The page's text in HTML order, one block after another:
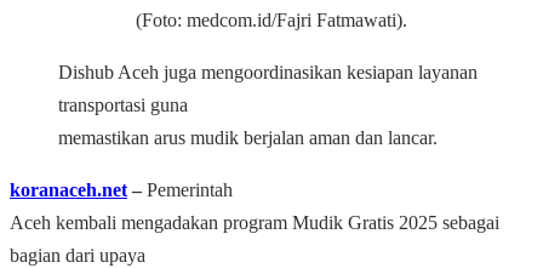
(Foto: medcom.id/Fajri Fatmawati).
Dishub Aceh juga mengoordinasikan kesiapan layanan
transportasi guna
memastikan arus mudik berjalan aman dan lancar.
koranaceh.net – Pemerintah
Aceh kembali mengadakan program Mudik Gratis 2025 sebagai
bagian dari upaya